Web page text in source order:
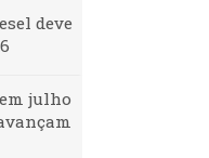
deve
julho